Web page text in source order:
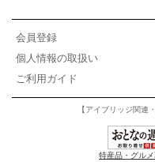
会員登録
個人情報の取扱い
ご利用ガイド
【アイブリッジ関連
特産品・グル